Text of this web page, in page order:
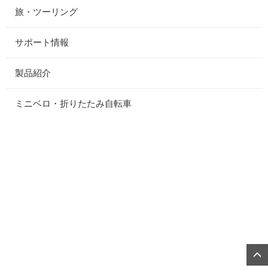
旅・ツーリング
サポート情報
製品紹介
ミニベロ・折りたたみ自転車